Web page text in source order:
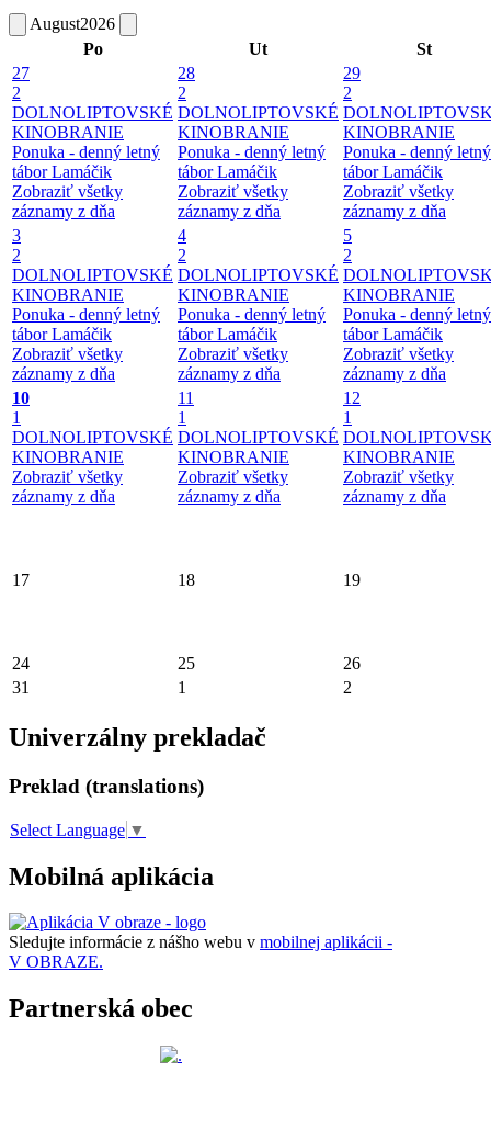
August2026
Po
Ut
St
27
2
DOLNOLIPTOVSKÉ
KINOBRANIE
Ponuka - denný letný
tábor Lamáčik
Zobraziť všetky
záznamy z dňa
28
2
DOLNOLIPTOVSKÉ
KINOBRANIE
Ponuka - denný letný
tábor Lamáčik
Zobraziť všetky
záznamy z dňa
29
2
KINOBRANIE
Ponuka - denný letný
tábor Lamáčik
Zobraziť všetky
záznamy z dňa
3
2
DOLNOLIPTOVSKÉ
KINOBRANIE
Ponuka - denný letný
tábor Lamáčik
Zobraziť všetky
záznamy z dňa
4
2
DOLNOLIPTOVSKÉ
KINOBRANIE
Ponuka - denný letný
tábor Lamáčik
Zobraziť všetky
záznamy z dňa
5
2
KINOBRANIE
Ponuka - denný letný
tábor Lamáčik
Zobraziť všetky
záznamy z dňa
10
1
DOLNOLIPTOVSKÉ
KINOBRANIE
Zobraziť všetky
záznamy z dňa
11
1
DOLNOLIPTOVSKÉ
KINOBRANIE
Zobraziť všetky
záznamy z dňa
12
1
KINOBRANIE
Zobraziť všetky
záznamy z dňa
17 18 19
24 25
26
31
1 2
Univerzálny prekladač
Preklad (translations)
Select Language ▼
Mobilná aplikácia
Sledujte informácie z nášho webu v mobilnej aplikácii -
V OBRAZE.
Partnerská obec